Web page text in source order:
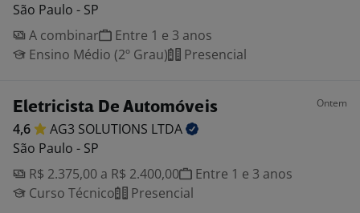
São Paulo - SP
A combinar
Entre 1 e 3 anos
Ensino Médio (2º Grau)
Presencial
Eletricista De Automóveis Ontem
4,6 AG3 SOLUTIONS LTDA
São Paulo - SP
R$ 2.375,00 a R$ 2.400,00
Entre 1 e 3 anos
Curso Técnico
Presencial